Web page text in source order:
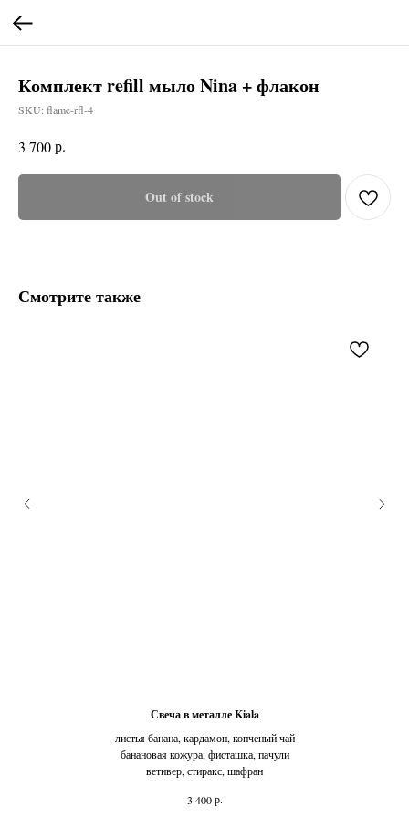
Комплект refill мыло Nina + флакон
SKU: flame-rfl-4
3 700р.
Out of stock
Смотрите также
Свеча в металле Kiala
листья банана, кардамон, копченый чай
банановая кожура, фисташка, пачули
ветивер, стиракс, шафран
3 400 р.